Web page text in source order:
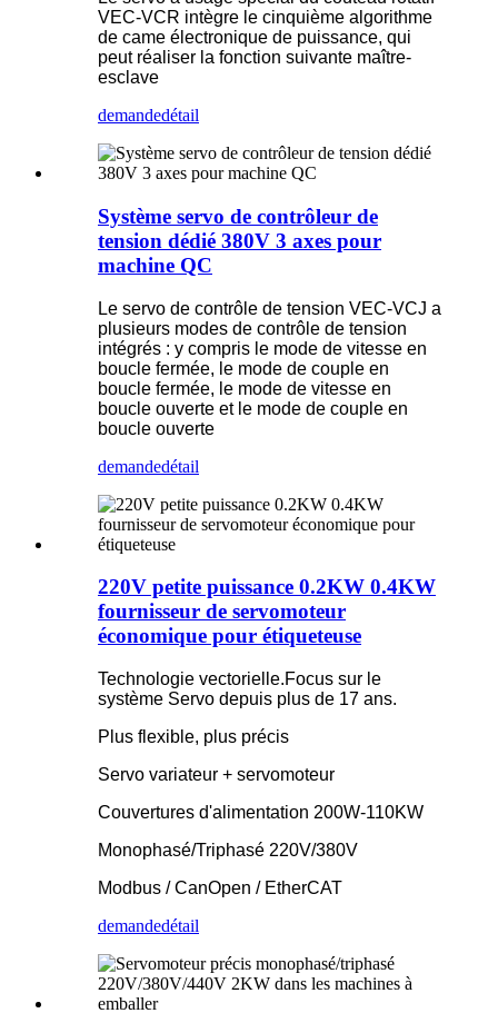
VEC-VCR intègre le cinquième algorithme
de came électronique de puissance, qui
peut réaliser la fonction suivante maître-
esclave
demandedétail
Système servo de contrôleur de
tension dédié 380V 3 axes pour
machine QC
Le servo de contrôle de tension VEC-VCJ a
plusieurs modes de contrôle de tension
intégrés : y compris le mode de vitesse en
boucle fermée, le mode de couple en
boucle fermée, le mode de vitesse en
boucle ouverte et le mode de couple en
boucle ouverte
demandedétail
220V petite puissance 0.2KW 0.4KW
fournisseur de servomoteur
économique pour étiqueteuse
Technologie vectorielle.Focus sur le
système Servo depuis plus de 17 ans.
Plus flexible, plus précis
Servo variateur + servomoteur
Couvertures d'alimentation 200W-110KW
Monophasé/Triphasé 220V/380V
Modbus / CanOpen / EtherCAT
demandedétail